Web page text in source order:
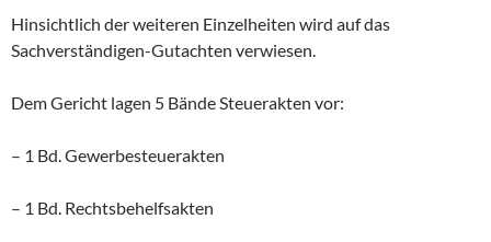
Hinsichtlich der weiteren Einzelheiten wird auf das
Sachverständigen-Gutachten verwiesen.
Dem Gericht lagen 5 Bände Steuerakten vor:
– 1 Bd. Gewerbesteuerakten
– 1 Bd. Rechtsbehelfsakten